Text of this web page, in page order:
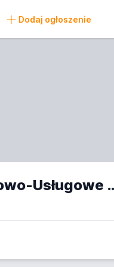
Dodaj ogłoszenie
Wielobranżowe